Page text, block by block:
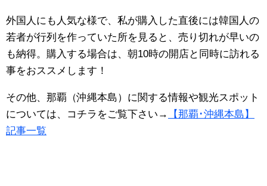
外国人にも人気な様で、私が購入した直後には韓国人の
若者が行列を作っていた所を見ると、売り切れが早いの
も納得。購入する場合は、朝10時の開店と同時に訪れる
事をおススメします！
その他、那覇（沖縄本島）に関する情報や観光スポット
については、コチラをご覧下さい→
【那覇･沖縄本島】
記事一覧